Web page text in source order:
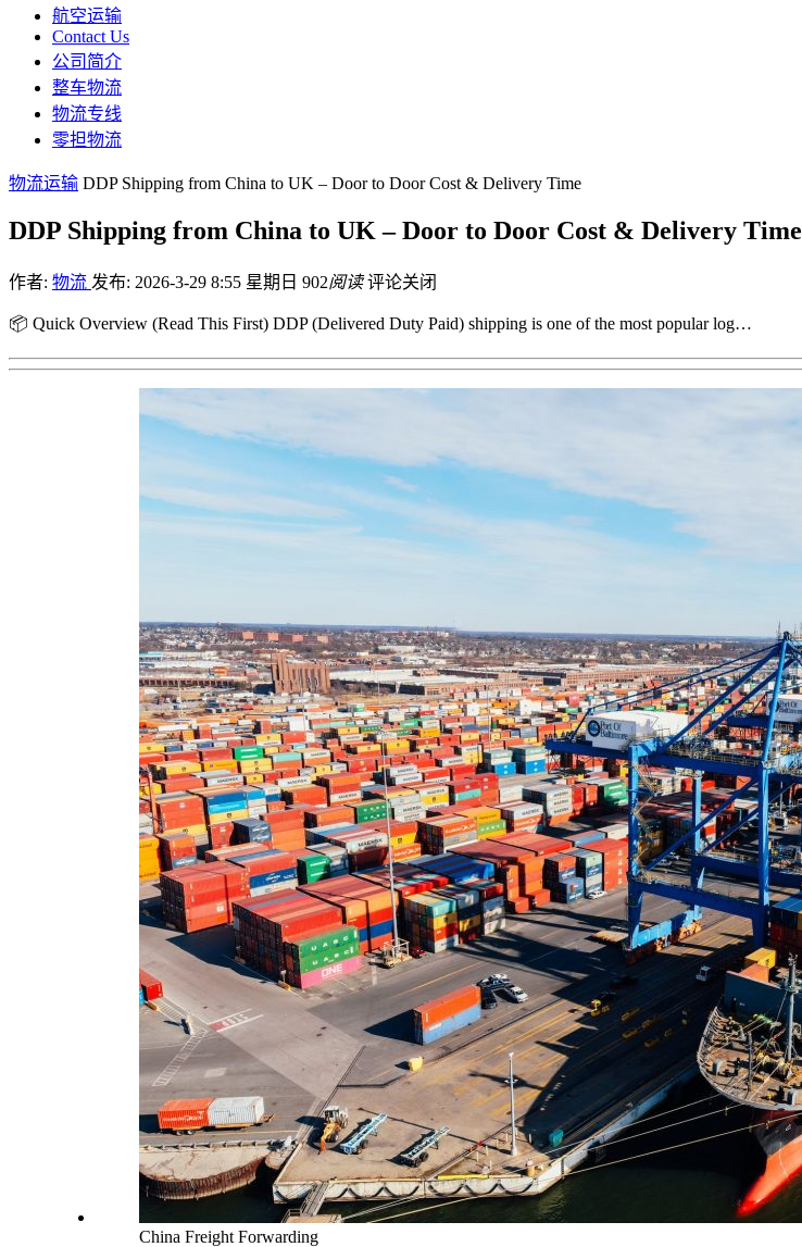
航空运输
Contact Us
公司简介
整车物流
物流专线
零担物流
物流运输 DDP Shipping from China to UK – Door to Door Cost & Delivery Time
DDP Shipping from China to UK – Door to Door Cost & Delivery Time
作者: 物流 发布: 2026-3-29 8:55 星期日 902阅读 评论关闭
📦 Quick Overview (Read This First) DDP (Delivered Duty Paid) shipping is one of the most popular log…
China Freight Forwarding